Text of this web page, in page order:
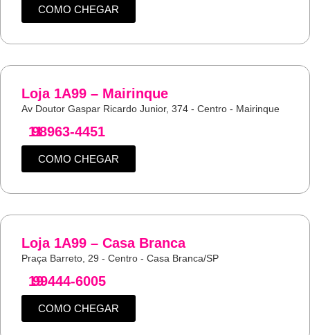
COMO CHEGAR
Loja 1A99 – Mairinque
Av Doutor Gaspar Ricardo Junior, 374 - Centro - Mairinque
11
98963-4451
COMO CHEGAR
Loja 1A99 – Casa Branca
Praça Barreto, 29 - Centro - Casa Branca/SP
19
99444-6005
COMO CHEGAR